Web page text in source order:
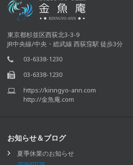
東京都杉並区西荻北3-3-9
JR中央線/中央・総武線 西荻窪駅 徒歩3分
03-6338-1230
03-6338-1230
https://kinngyo-ann.com
http://金魚庵.com
お知らせ＆ブログ
夏季休業のお知らせ